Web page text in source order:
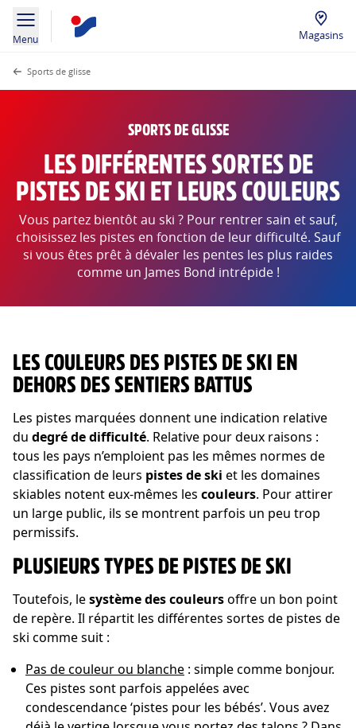
Menu Magasins
Sports de glisse
SPORTS DE GLISSE
LES DIFFÉRENTES SORTES DE
PISTES DE SKI ET LEURS COULEURS
Vous partez bientôt au ski ? Pour rentrer sain et sauf,
choisissez les pistes en fonction de leur difficulté. Sauf
si vous êtes prêt à dévaler les pentes les plus raides
comme un James Bond intrépide !
LES COULEURS DES PISTES DE SKI EN
DEHORS DES SENTIERS BATTUS
Les pistes marquées donnent une indication relative
du degré de difficulté. Relative pour deux raisons :
tous les pays n’emploient pas les mêmes normes de
classification de leurs pistes de ski et les domaines
skiables notent eux-mêmes les couleurs. Pour attirer
un large public, ils se montrent parfois un peu trop
permissifs.
PLUSIEURS TYPES DE PISTES DE SKI
Toutefois, lesystème des couleursoffre un bon point
de repère. Il répartit les différentes sortes de pistes de
ski comme suit :
Pas de couleur ou blanche : simple comme bonjour.
Ces pistes sont parfois appelées avec
condescendance ‘pistes pour les bébés’. Vous avez